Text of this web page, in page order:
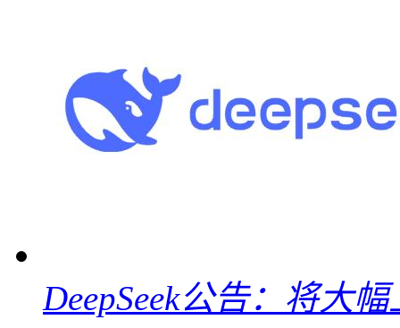
DeepSeek公告：将大